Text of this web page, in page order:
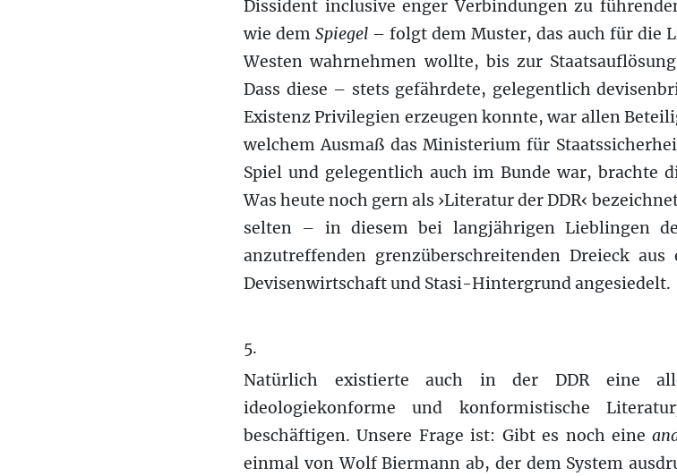
Dissident inclusive enger Verbindungen zu
wie dem Spiegel – folgt dem Muster, das auch für die
Westen wahrnehmen wollte, bis zur
Dass diese – stets gefährdete, gelegentlich
Existenz Privilegien erzeugen konnte, war allen
welchem Ausmaß das Ministerium für
Spiel und gelegentlich auch im Bunde war, brachte
Was heute noch gern als ›Literatur der DDR‹
selten – in diesem bei langjährigen Lieblingen
anzutreffenden grenzüberschreitenden Dreieck
Devisenwirtschaft und Stasi-Hintergrund angesiedelt.
5.
Natürlich existierte auch in der DDR eine
ideologiekonforme und konformistische
beschäftigen. Unsere Frage ist: Gibt es noch eine
einmal von Wolf Biermann ab, der dem System